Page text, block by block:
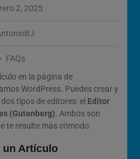
Solar Total
2, 2025
FAQs
en la página de
WordPress. Puedes crear y
tipos de editores: el Editor
(Gutenberg). Ambos son
te resulte más cómodo.
un Artículo